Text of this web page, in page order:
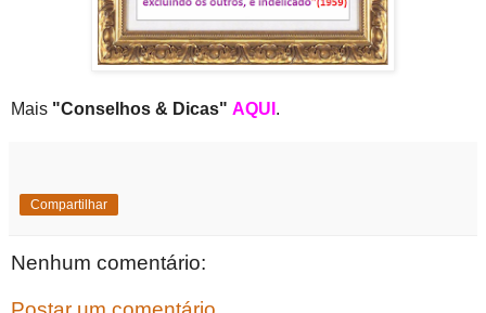
Mais "Conselhos & Dicas" AQUI .
Compartilhar
Nenhum comentário: